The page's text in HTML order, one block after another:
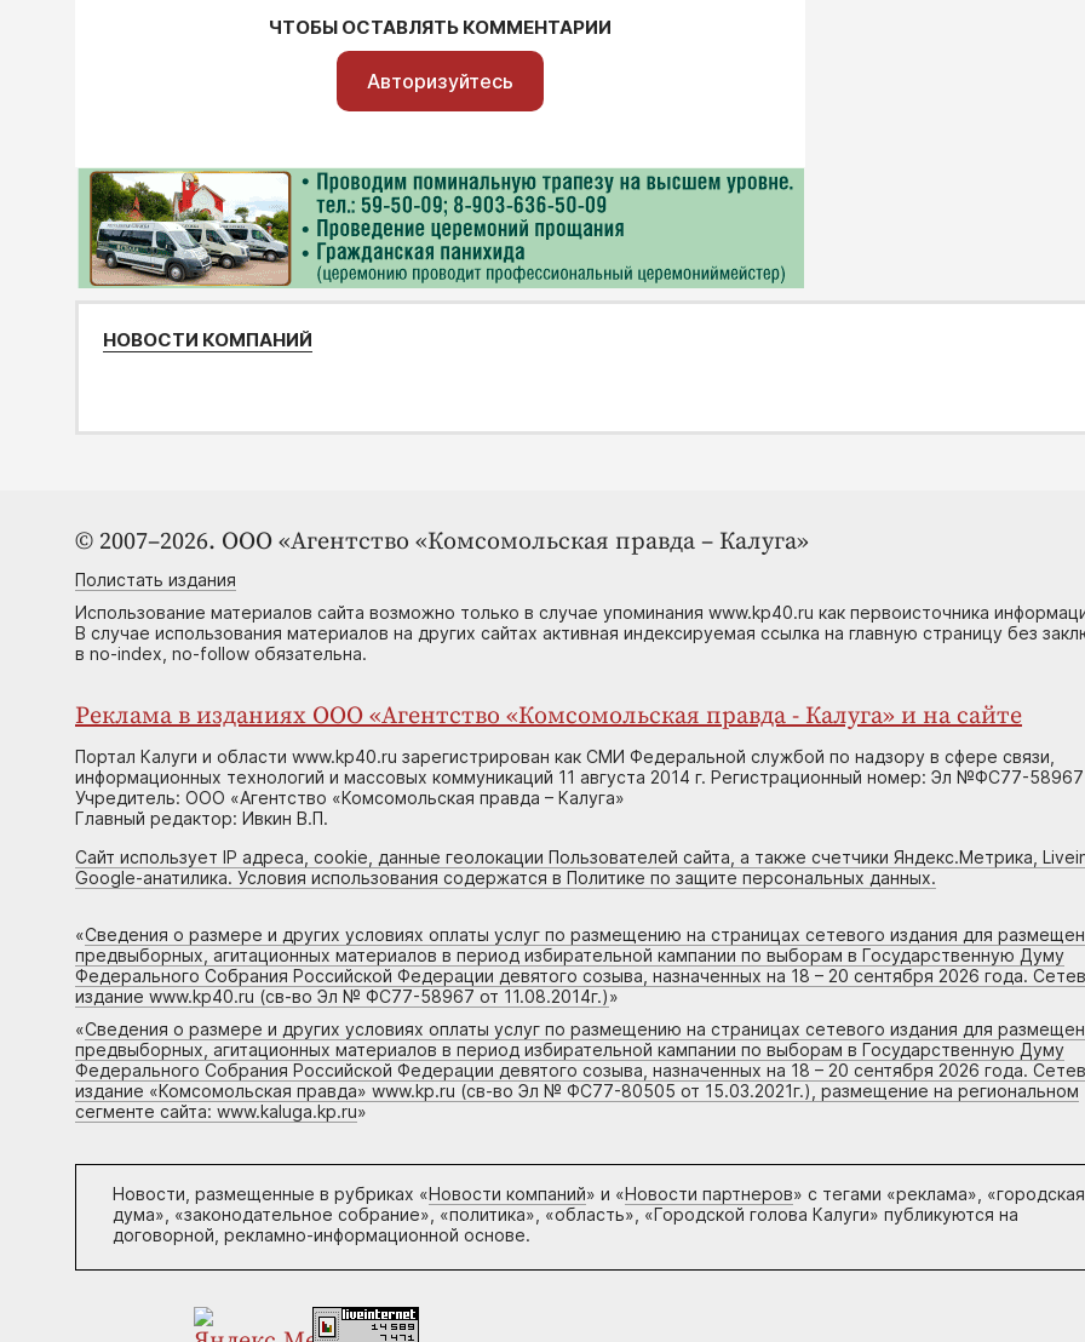
ЧТОБЫ ОСТАВЛЯТЬ КОММЕНТАРИИ
Авторизуйтесь
НОВОСТИ КОМПАНИЙ
© 2007–2026. ООО «Агентство «Комсомольская правда – Калуга»
Полистать издания
Использование материалов сайта возможно только в случае упоминания www.kp40.ru как первоисточника
В случае использования материалов на других сайтах активная индексируемая ссылка на главную страницу без
в no-index, no-follow обязательна.
Реклама в изданиях ООО «Агентство «Комсомольская правда - Калуга» и на сайте
Портал Калуги и области www.kp40.ru зарегистрирован как СМИ Федеральной службой по надзору в сфере связи,
информационных технологий и массовых коммуникаций 11 августа 2014 г. Регистрационный номер: Эл №ФС77-58967
Учредитель: ООО «Агентство «Комсомольская правда – Калуга»
Главный редактор: Ивкин В.П.
Сайт использует IP адреса, cookie, данные геолокации Пользователей сайта, а также счетчики Яндекс.Метрика,
Google-анатилика. Условия использования содержатся в Политике по защите персональных данных.
«Сведения о размере и других условиях оплаты услуг по размещению на страницах сетевого издания для
предвыборных, агитационных материалов в период избирательной кампании по выборам в Государственную Думу
Федерального Собрания Российской Федерации девятого созыва, назначенных на 18 – 20 сентября 2026 года.
издание www.kp40.ru (св-во Эл № ФС77-58967 от 11.08.2014г.)»
«Сведения о размере и других условиях оплаты услуг по размещению на страницах сетевого издания для
предвыборных, агитационных материалов в период избирательной кампании по выборам в Государственную Думу
Федерального Собрания Российской Федерации девятого созыва, назначенных на 18 – 20 сентября 2026 года.
издание «Комсомольская правда» www.kp.ru (св-во Эл № ФС77-80505 от 15.03.2021г.), размещение на региональном
сегменте сайта: www.kaluga.kp.ru»
Новости, размещенные в рубриках «Новости компаний» и «Новости партнеров» с тегами «реклама», «городская
дума», «законодательное собрание», «политика», «область», «Городской голова Калуги» публикуются на
договорной, рекламно-информационной основе.